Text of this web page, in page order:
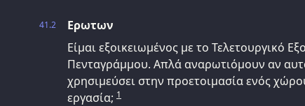
41.2
Ερωτων
Είμαι εξοικειωμένος με το Τελετουργικό
Πενταγράμμου. Απλά αναρωτιόμουν αν
χρησιμεύσει στην προετοιμασία ενός
εργασία; 1